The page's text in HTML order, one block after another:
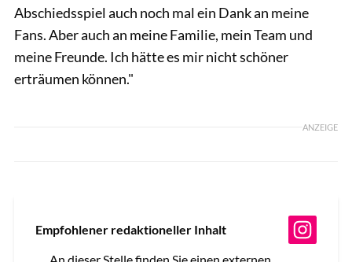
Abschiedsspiel auch noch mal ein Dank an meine
Fans. Aber auch an meine Familie, mein Team und
meine Freunde. Ich hätte es mir nicht schöner
erträumen können."
ANZEIGE
Empfohlener redaktioneller Inhalt
An dieser Stelle finden Sie einen externen